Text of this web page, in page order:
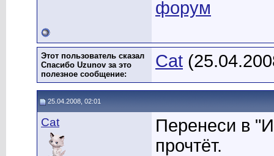
форум
Этот пользователь сказал
Спасибо Uzunov за это
полезное сообщение:
Cat
25.04.2008, 02:01
Cat
Перенеси в
прочтёт.